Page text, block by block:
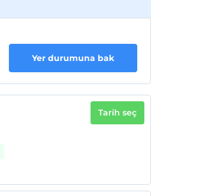
Yer durumuna bak
Tarih seç